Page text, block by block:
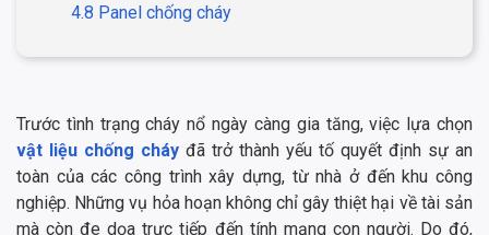
4.8 Panel chống cháy
Trước tình trạng cháy nổ ngày càng gia tăng, việc lựa chọn
vật liệu chống cháy đã trở thành yếu tố quyết định sự an
toàn của các công trình xây dựng, từ nhà ở đến khu công
nghiệp. Những vụ hỏa hoạn không chỉ gây thiệt hại về tài sản
mà còn đe dọa trực tiếp đến tính mạng con người. Do đó,